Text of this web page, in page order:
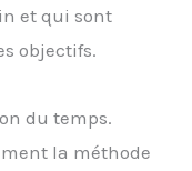
et qui sont
objectifs.
du temps.
la méthode